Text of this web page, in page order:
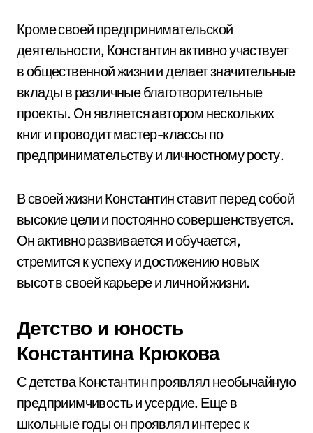
Кроме своей предпринимательской
деятельности, Константин активно участвует
в общественной жизни и делает значительные
вклады в различные благотворительные
проекты. Он является автором нескольких
книг и проводит мастер-классы по
предпринимательству и личностному росту.
В своей жизни Константин ставит перед собой
высокие цели и постоянно совершенствуется.
Он активно развивается и обучается,
стремится к успеху и достижению новых
высот в своей карьере и личной жизни.
Детство и юность
Константина Крюкова
С детства Константин проявлял необычайную
предприимчивость и усердие. Еще в
школьные годы он проявлял интерес к